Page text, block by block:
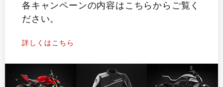
各キャンペーンの内容はこちらからご覧く
ださい。
詳しくはこちら